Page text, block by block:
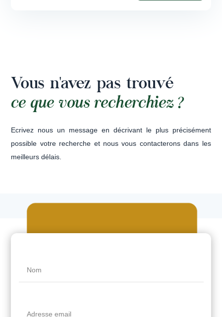
Vous n'avez pas trouvé
ce que vous recherchiez ?
Ecrivez nous un message en décrivant le plus précisément
possible votre recherche et nous vous contacterons dans les
meilleurs délais.